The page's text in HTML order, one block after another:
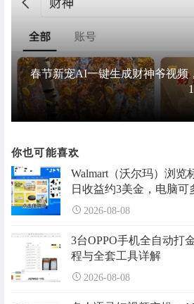
春节新宠AI一键生成财神爷视频
你也可能喜欢
Walmart（沃尔玛）浏览
日收益约3美金，电脑可
2026-08-08
3台OPPO手机全自动打
程与全套工具详解
2026-08-08